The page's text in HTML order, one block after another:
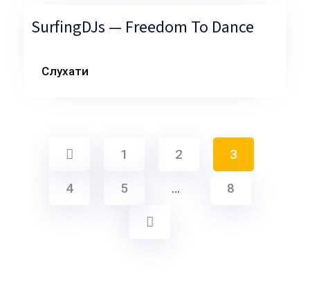
SurfingDJs — Freedom To Dance
Слухати
1 2 3
4 5 … 8